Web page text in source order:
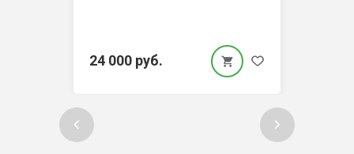
24 000 руб.